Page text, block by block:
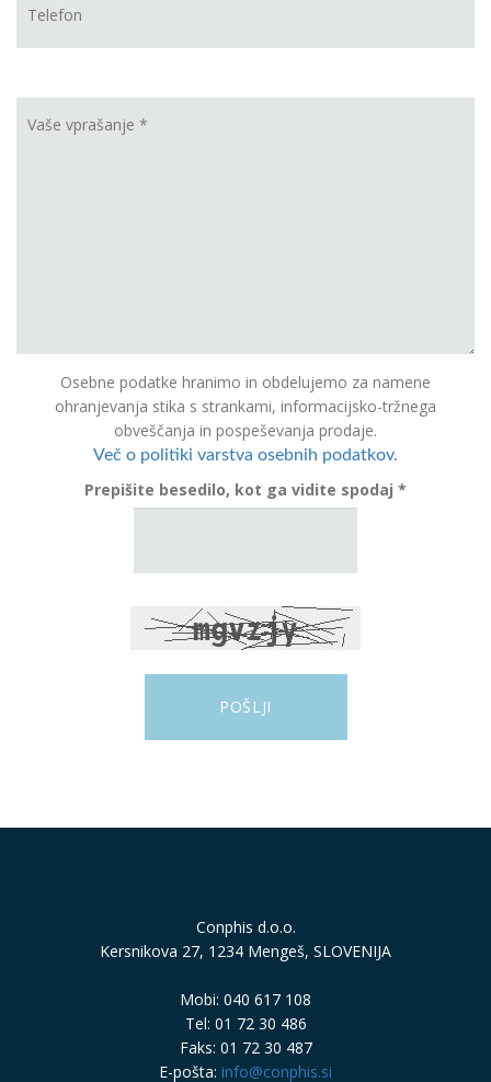
Osebne podatke hranimo in obdelujemo za namene
ohranjevanja stika s strankami, informacijsko-tržnega
obveščanja in pospeševanja prodaje.
Več o politiki varstva osebnih podatkov.
Prepišite besedilo, kot ga vidite spodaj *
Conphis d.o.o.
Kersnikova 27, 1234 Mengeš, SLOVENIJA
Mobi: 040 617 108
Tel: 01 72 30 486
Faks: 01 72 30 487
E-pošta: info@conphis.si